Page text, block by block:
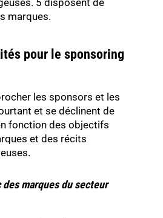
5 disposent de
marques.
pour le sponsoring
les sponsors et les
et se déclinent de
fonction des objectifs
et des récits
marques du secteur